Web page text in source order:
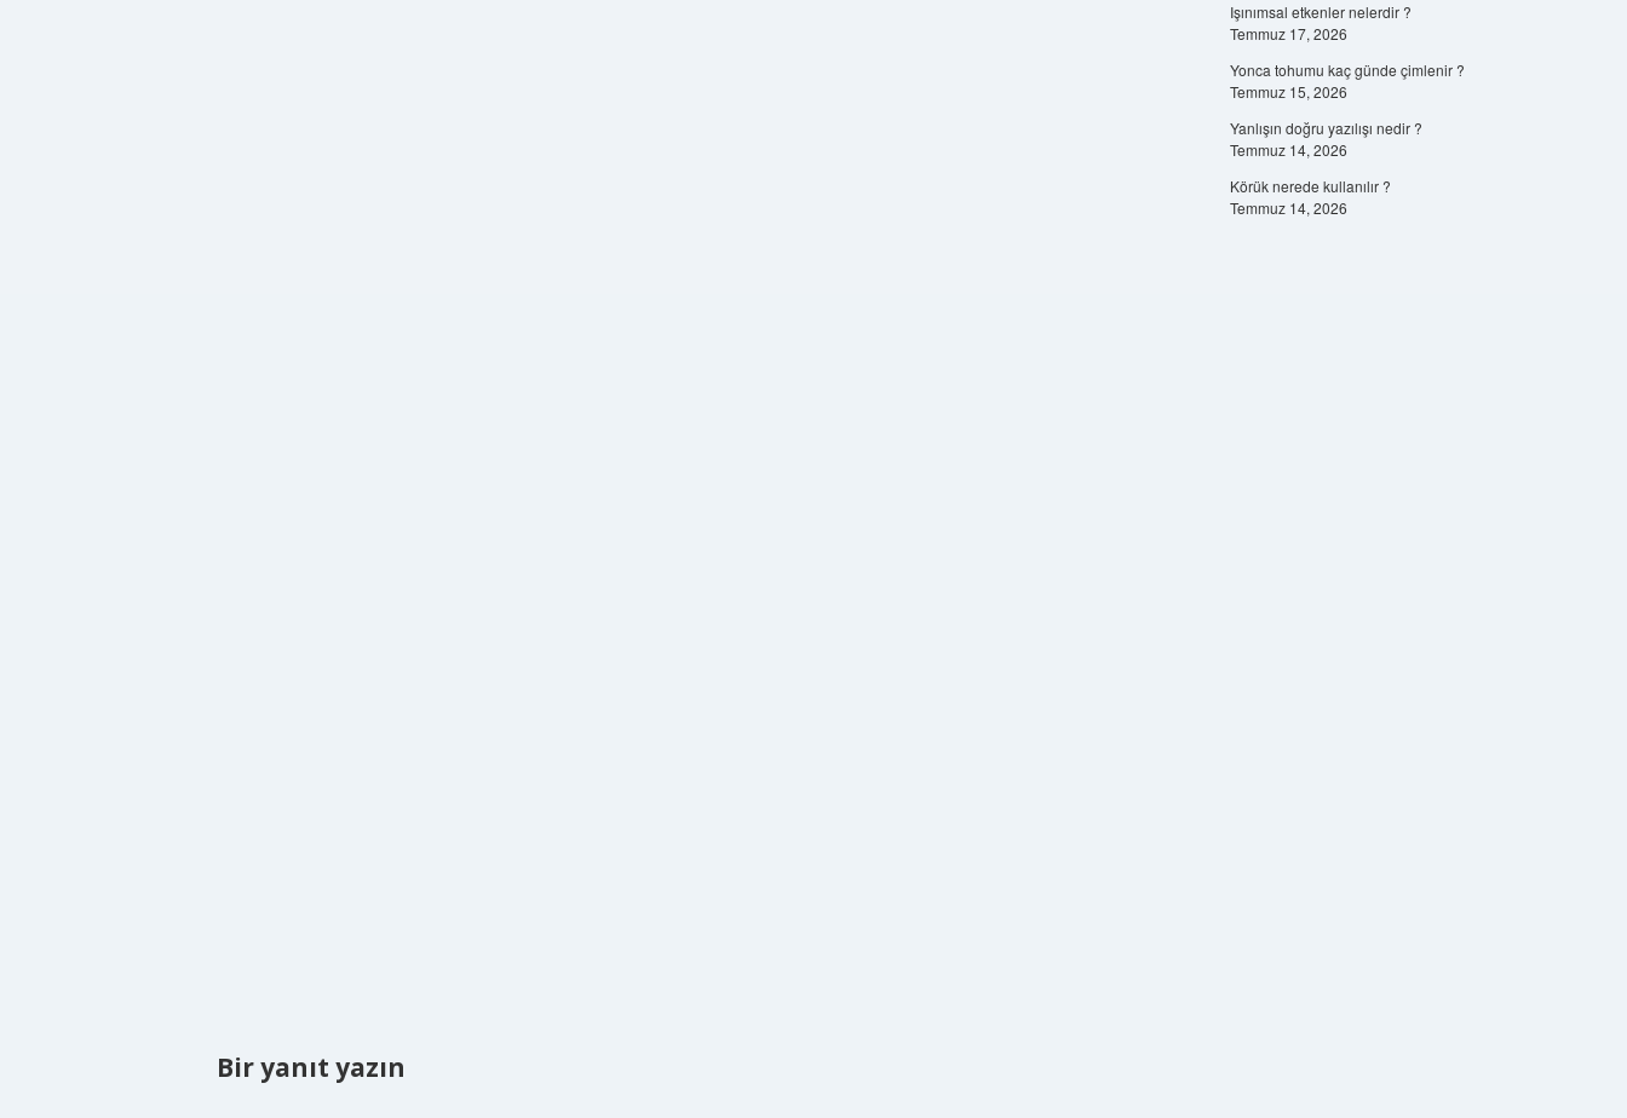
Bir yanıt yazın
Işınımsal etkenler nelerdir ?
Temmuz 17, 2026
Yonca tohumu kaç günde çimlenir ?
Temmuz 15, 2026
Yanlışın doğru yazılışı nedir ?
Temmuz 14, 2026
Körük nerede kullanılır ?
Temmuz 14, 2026